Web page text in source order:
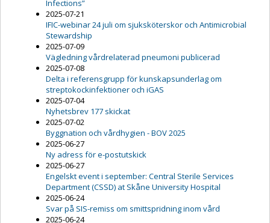
Infections”
2025-07-21
IFIC-webinar 24 juli om sjuksköterskor och Antimicrobial
Stewardship
2025-07-09
Vägledning vårdrelaterad pneumoni publicerad
2025-07-08
Delta i referensgrupp för kunskapsunderlag om
streptokockinfektioner och iGAS
2025-07-04
Nyhetsbrev 177 skickat
2025-07-02
Byggnation och vårdhygien - BOV 2025
2025-06-27
Ny adress för e-postutskick
2025-06-27
Engelskt event i september: Central Sterile Services
Department (CSSD) at Skåne University Hospital
2025-06-24
Svar på SIS-remiss om smittspridning inom vård
2025-06-24